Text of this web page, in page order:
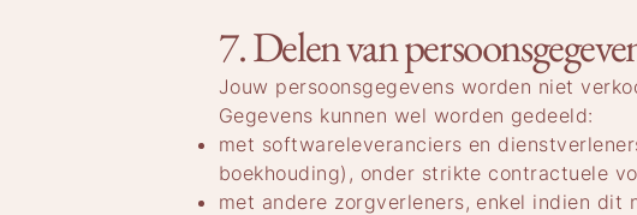
7. Delen van
Jouw persoonsgegevens worden niet
Gegevens kunnen wel worden gedeeld:
met softwareleveranciers en
boekhouding), onder strikte contractuele
met andere zorgverleners, enkel indien